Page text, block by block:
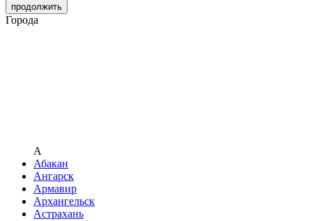
продолжить
Города
А
Абакан
Ангарск
Армавир
Архангельск
Астрахань